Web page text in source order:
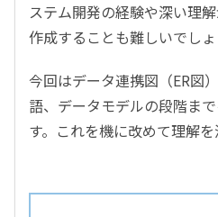
ステム開発の経験や深い理
作成することも難しいでしょ
今回はデータ連携図（ER図
語、データモデルの段階ま
す。これを機に改めて理解を